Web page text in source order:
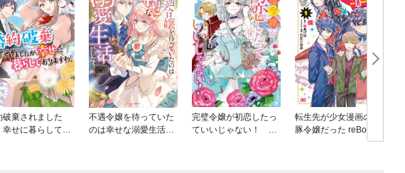
破棄されました
幸せに暮らしてお
不遇令嬢を待っていた
のは幸せな溺愛生活で
完璧令嬢が初恋したっ
ていいじゃない！ ア
転生先が少女漫画の白
豚令嬢だった reBoooo